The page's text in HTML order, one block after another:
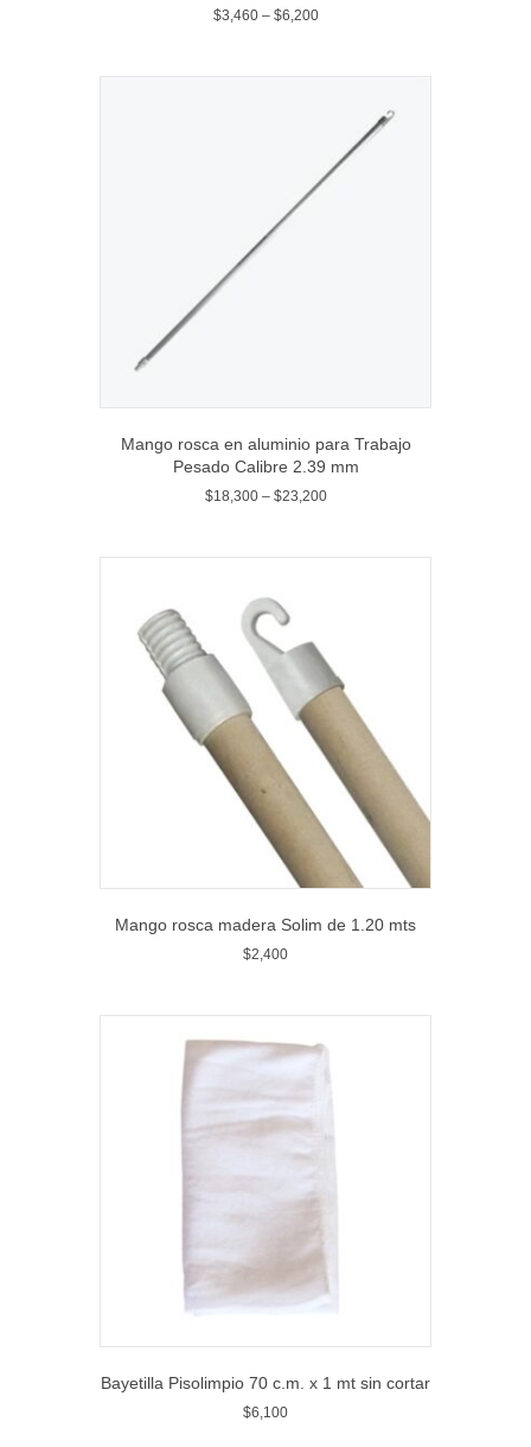
$3,460– $6,200
Mango rosca en aluminio para Trabajo
Pesado Calibre 2.39 mm
$18,300– $23,200
Mango rosca madera Solim de 1.20 mts
$2,400
Bayetilla Pisolimpio 70 c.m. x 1 mt sin cortar
$6,100